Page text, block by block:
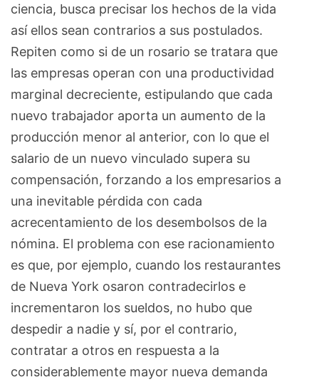
ciencia, busca precisar los hechos de la vida
así ellos sean contrarios a sus postulados.
Repiten como si de un rosario se tratara que
las empresas operan con una productividad
marginal decreciente, estipulando que cada
nuevo trabajador aporta un aumento de la
producción menor al anterior, con lo que el
salario de un nuevo vinculado supera su
compensación, forzando a los empresarios a
una inevitable pérdida con cada
acrecentamiento de los desembolsos de la
nómina. El problema con ese racionamiento
es que, por ejemplo, cuando los restaurantes
de Nueva York osaron contradecirlos e
incrementaron los sueldos, no hubo que
despedir a nadie y sí, por el contrario,
contratar a otros en respuesta a la
considerablemente mayor nueva demanda